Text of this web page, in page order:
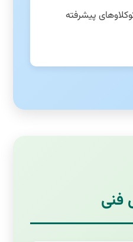
پیشرفته
فنی